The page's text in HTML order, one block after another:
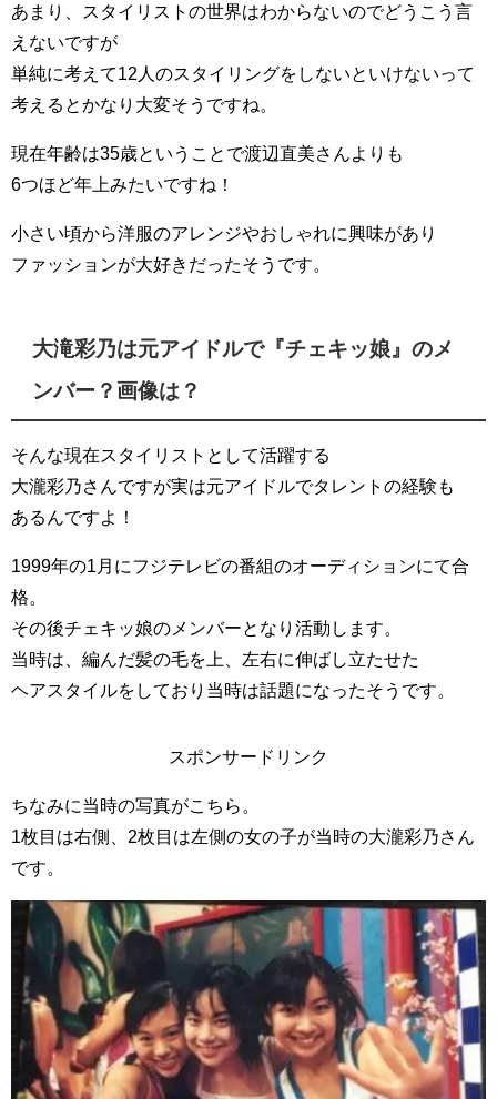
あまり、スタイリストの世界はわからないのでどうこう言
えないですが
単純に考えて12人のスタイリングをしないといけないって
考えるとかなり大変そうですね。
現在年齢は35歳ということで渡辺直美さんよりも
6つほど年上みたいですね！
小さい頃から洋服のアレンジやおしゃれに興味があり
ファッションが大好きだったそうです。
大滝彩乃は元アイドルで『チェキッ娘』のメ
ンバー？画像は？
そんな現在スタイリストとして活躍する
大瀧彩乃さんですが実は元アイドルでタレントの経験も
あるんですよ！
1999年の1月にフジテレビの番組のオーディションにて合
格。
その後チェキッ娘のメンバーとなり活動します。
当時は、編んだ髪の毛を上、左右に伸ばし立たせた
ヘアスタイルをしており当時は話題になったそうです。
スポンサードリンク
ちなみに当時の写真がこちら。
1枚目は右側、2枚目は左側の女の子が当時の大瀧彩乃さん
です。